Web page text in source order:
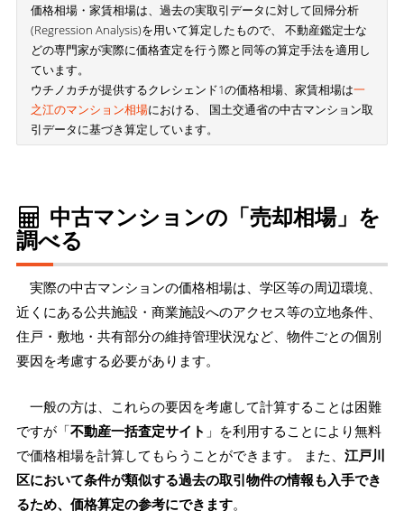
価格相場・家賃相場は、過去の実取引データに対して回帰分析
(Regression Analysis)を用いて算定したもので、 不動産鑑定士な
どの専門家が実際に価格査定を行う際と同等の算定手法を適用し
ています。
ウチノカチが提供するクレシェンド1の価格相場、家賃相場は一
之江のマンション相場における、 国土交通省の中古マンション取
引データに基づき算定しています。
中古マンションの「売却相場」を
調べる
実際の中古マンションの価格相場は、学区等の周辺環境、
近くにある公共施設・商業施設へのアクセス等の立地条件、
住戸・敷地・共有部分の維持管理状況など、物件ごとの個別
要因を考慮する必要があります。
一般の方は、これらの要因を考慮して計算することは困難
ですが「不動産一括査定サイト 」を利用することにより無料
で価格相場を計算してもらうことができます。 また、 江戸川
区において条件が類似する過去の取引物件の情報も入手でき
るため、価格算定の参考にできます。